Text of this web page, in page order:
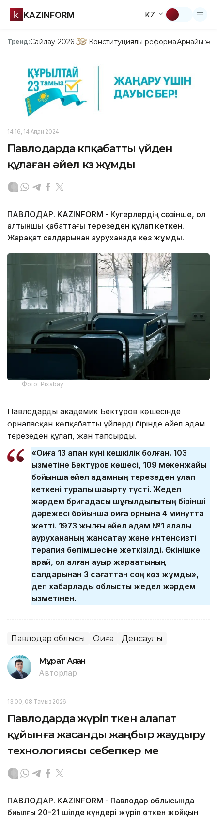
KAZINFORM KZ
Тренд:Сайлау-2026 Конституциялық реформаАрнайы
14:16, 14 Ақпан 2024
Павлодарда көпқабатты үйден
құлаған әйел көз жұмды
ПАВЛОДАР. KAZINFORM - Куәгерлердің сөзінше, ол
алтыншы қабаттағы терезеден құлап кеткен.
Жарақат салдарынан ауруханада көз жұмды.
Фото: Pixabay
Павлодардың академик Бектұров көшесінде
орналасқан көпқабатты үйлердің бірінде әйел адам
терезеден құлап, жан тапсырды.
«Оқиға 13 ақпан күні кешкілік болған. 103
қызметіне Бектұров көшесі, 109 мекенжайы
бойынша әйел адамның терезеден құлап
кеткені туралы шақырту түсті. Жедел
жәрдем бригадасы шұғылдылықтың бірінші
дәрежесі бойынша оқиға орнына 4 минутта
жетті. 1973 жылғы әйел адам №1 қалалық
аурухананың жансақтау және интенсивті
терапия бөлімшесіне жеткізілді. Өкінішке
қарай, ол алған ауыр жарақатының
салдарынан 3 сағаттан соң көз жұмды»,
деп хабарлады облыстық жедел жәрдем
қызметінен.
Павлодар облысы Оқиға Денсаулық
Мұрат Аяған
Авторлар
13:00, 08 Тамыз 2026
Павлодарда жүріп өткен алапат
құйынға жасанды жаңбыр жаудыру
технологиясы себепкер ме
ПАВЛОДАР. KAZINFORM - Павлодар облысында
биылғы 20-21 шілде күндері жүріп өткен жойқын